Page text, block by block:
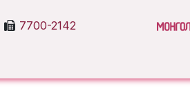
7700-2142